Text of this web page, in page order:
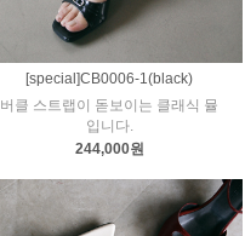
[special]CB0006-1(black)
버클 스트랩이 돋보이는 클래식 뮬
입니다.
244,000원